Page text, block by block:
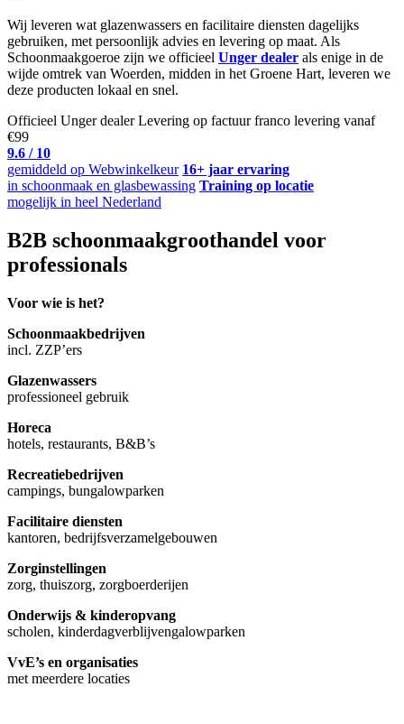
Wij leveren wat glazenwassers en facilitaire diensten dagelijks
gebruiken, met persoonlijk advies en levering op maat. Als
Schoonmaakgoeroe zijn we officieel Unger dealer als enige in de
wijde omtrek van Woerden, midden in het Groene Hart, leveren we
deze producten lokaal en snel.
Officieel Unger dealer Levering op factuur franco levering vanaf
€99
9.6 / 10
gemiddeld op Webwinkelkeur 16+ jaar ervaring
in schoonmaak en glasbewassing Training op locatie
mogelijk in heel Nederland
B2B schoonmaakgroothandel voor
professionals
Voor wie is het?
Schoonmaakbedrijven
incl. ZZP’ers
Glazenwassers
professioneel gebruik
Horeca
hotels, restaurants, B&B’s
Recreatiebedrijven
campings, bungalowparken
Facilitaire diensten
kantoren, bedrijfsverzamelgebouwen
Zorginstellingen
zorg, thuiszorg, zorgboerderijen
Onderwijs & kinderopvang
scholen, kinderdagverblijvengalowparken
VvE’s en organisaties
met meerdere locaties